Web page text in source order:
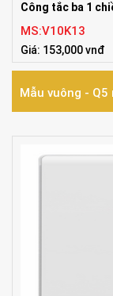
Công tắc ba 1
MS:V10K13
Giá: 153,000 vnđ
Mẫu vuông -